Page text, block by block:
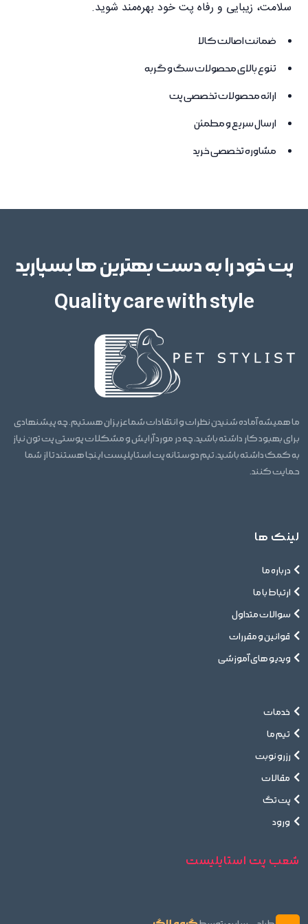
سلامت، زیبایی و رفاه پت خود بهره‌مند شوید.
ضمانت اصالت کالا
تنوع بالای محصولات سگ و گربه
ارائه محصولات تخصصی پت
ارسال سریع و مطمئن
مشاوره تخصصی خرید
پت خود را به دست بهترین ها بسپارید
Quality care with style
ما همیشه آماده شنیدن نظرات و انتقادات شما عزیزان هستیم. چه پیشنهادی
برای بهبود کار داشته باشید، چه در مورد آرایش و مشکلات پوستی پت تون نیاز
به کمک داشته باشید، تیم دوستانه پت استایلیست اینجا هستند تا از شما
حمایت کنند.
لینک ها
درباره ما
ارتباط با ما
سوالات متداول
قوانین و مقررات
ویدیو های آموزشی
خدمات
تیم ما
رزرو نوبت
مقالات
پت تگ
ورود
شعب پت استایلیست